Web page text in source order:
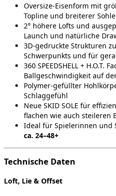
Oversize‑Eisenform mit
Topline und breiterer Sohle
2° höhere Lofts und
Launch und natürliche
3D‑gedruckte Strukturen
Schwerpunkts und für
360 SPEEDSHELL + H.O.T.
Ballgeschwindigkeit auf
Polymer‑gefüllter
Schlaggefühl
Neue SKID SOLE für
flachen wie auch steileren
Ideal für Spielerinnen und
ca. 24–48+
Technische Daten
Loft, Lie & Offset